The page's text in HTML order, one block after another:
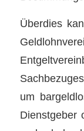
Überdies
um
Dienstgeber